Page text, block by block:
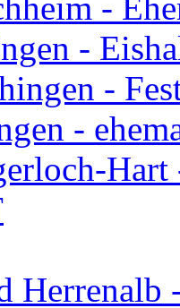
-
-
-
Herrenalb